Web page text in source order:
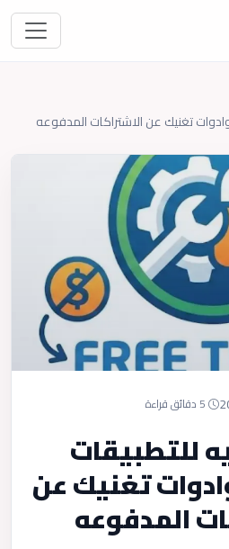
تغنيك عن الاشتراكات المدفوعه
للتطبيقات
تغنيك عن
المدفوعه